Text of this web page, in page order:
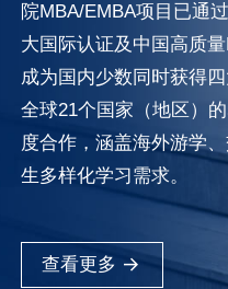
院MBA/EMBA项目已通
大国际认证及中国高质
成为国内少数同时获得
全球21个国家（地区）
度合作，涵盖海外游学
生多样化学习需求。
查看更多